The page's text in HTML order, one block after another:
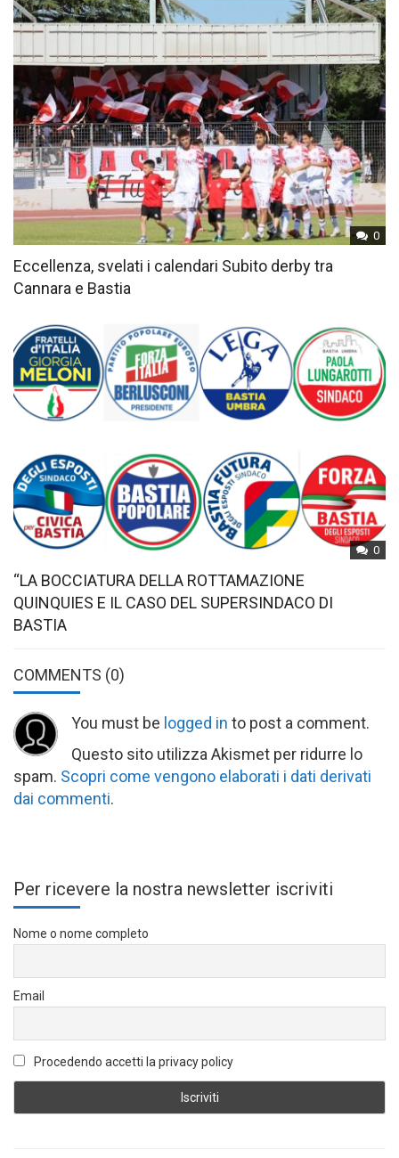
0
Eccellenza, svelati i calendari Subito derby tra
Cannara e Bastia
0
“LA BOCCIATURA DELLA ROTTAMAZIONE
QUINQUIES E IL CASO DEL SUPERSINDACO DI
BASTIA
COMMENTS (0)
You must be logged in to post a comment.
Questo sito utilizza Akismet per ridurre lo
spam. Scopri come vengono elaborati i dati derivati
dai commenti.
Per ricevere la nostra newsletter iscriviti
Nome o nome completo
Email
Procedendo accetti la privacy policy